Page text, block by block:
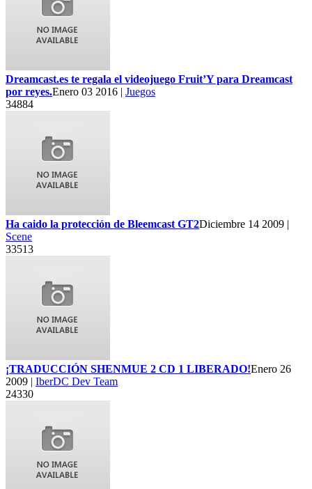
Dreamcast.es te regala el videojuego Fruit’Y para Dreamcast
por reyes.Enero 03 2016 | Juegos
34884
Ha caido la protección de Bleemcast GT2Diciembre 14 2009 |
Scene
33513
¡TRADUCCIÓN SHENMUE 2 CD 1 LIBERADO!Enero 26
2009 | IberDC Dev Team
24330